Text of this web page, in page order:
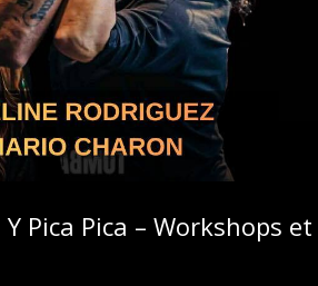
Y Pica Pica – Workshops